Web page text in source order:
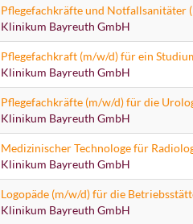
Klinikum Bayreuth GmbH
Pflegefachkraft (m/w/d) für ein
Klinikum Bayreuth GmbH
Pflegefachkräfte (m/w/d) für die
Klinikum Bayreuth GmbH
Klinikum Bayreuth GmbH
Logopäde (m/w/d) für die
Klinikum Bayreuth GmbH